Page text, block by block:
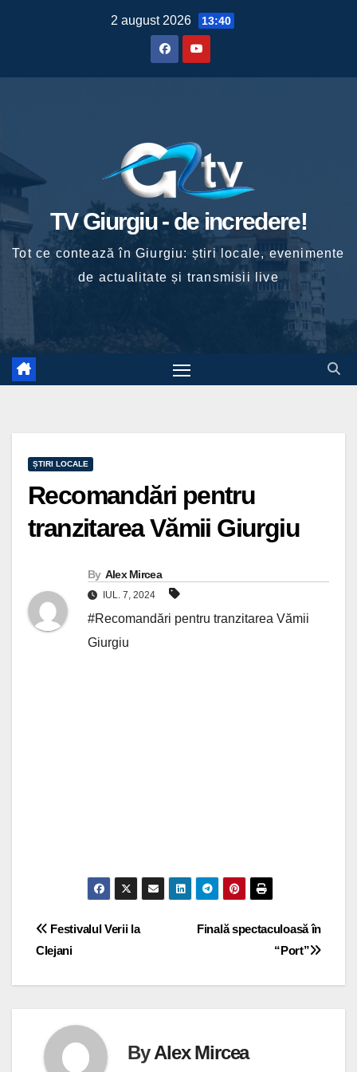
2 august 2026 13:40
TV Giurgiu - de incredere!
Tot ce contează în Giurgiu: știri locale, evenimente
de actualitate și transmisii live
ȘTIRI LOCALE
Recomandări pentru
tranzitarea Vămii Giurgiu
By Alex Mircea
IUL. 7, 2024
#Recomandări pentru tranzitarea Vămii
Giurgiu
Navigare
în
Finală spectaculoasă în
“Port”
Festivalul Verii la
Clejani
ByAlex Mircea